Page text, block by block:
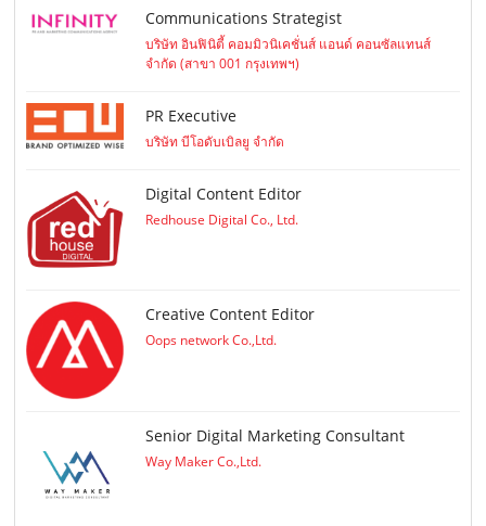
Communications Strategist
บริษัท อินฟินิตี้ คอมมิวนิเคชั่นส์ แอนด์ คอนซัลแทนส์
จำกัด (สาขา 001 กรุงเทพฯ)
PR Executive
บริษัท บีโอดับเบิลยู จำกัด
Digital Content Editor
Redhouse Digital Co., Ltd.
Creative Content Editor
Oops network Co.,Ltd.
Senior Digital Marketing Consultant
Way Maker Co.,Ltd.